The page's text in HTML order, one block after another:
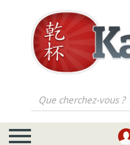
Que cherchez-vous ?